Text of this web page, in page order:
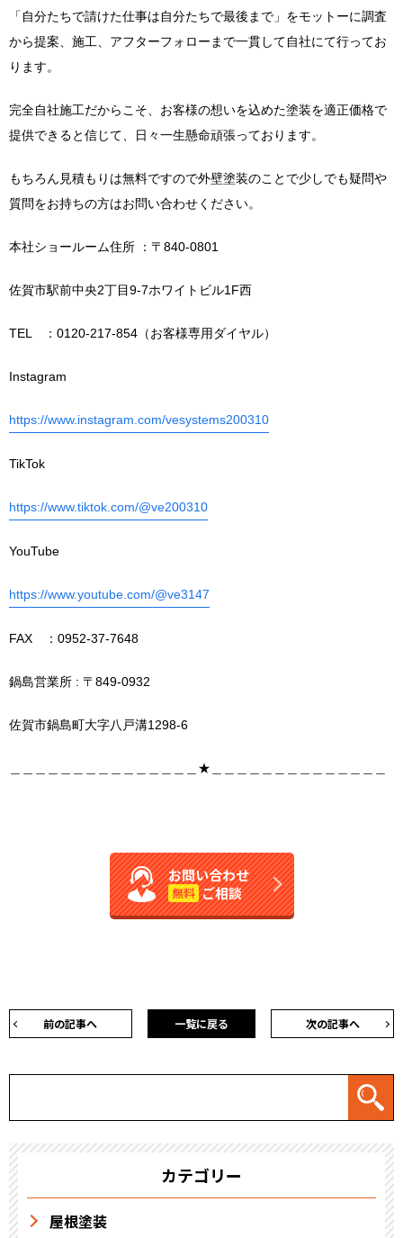
「自分たちで請けた仕事は自分たちで最後まで」をモットーに調査
から提案、施工、アフターフォローまで一貫して自社にて行ってお
ります。
完全自社施工だからこそ、お客様の想いを込めた塗装を適正価格で
提供できると信じて、日々一生懸命頑張っております。
もちろん見積もりは無料ですので外壁塗装のことで少しでも疑問や
質問をお持ちの方はお問い合わせください。
本社ショールーム住所 ：〒840-0801
佐賀市駅前中央2丁目9-7ホワイトビル1F西
TEL ：0120-217-854（お客様専用ダイヤル）
Instagram
https://www.instagram.com/vesystems200310
TikTok
https://www.tiktok.com/@ve200310
YouTube
https://www.youtube.com/@ve3147
FAX ：0952-37-7648
鍋島営業所 : 〒849-0932
佐賀市鍋島町大字八戸溝1298-6
＿＿＿＿＿＿＿＿＿＿＿＿＿＿＿★＿＿＿＿＿＿＿＿＿＿＿＿＿＿
お問い合わせ
無料 ご相談
前の記事へ 次の記事へ
一覧に戻る
カテゴリー
屋根塗装